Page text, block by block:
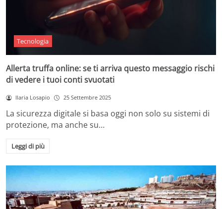
Tecnologia
Allerta truffa online: se ti arriva questo messaggio rischi
di vedere i tuoi conti svuotati
Ilaria Losapio 25 Settembre 2025
La sicurezza digitale si basa oggi non solo su sistemi di
protezione, ma anche su…
Leggi di più